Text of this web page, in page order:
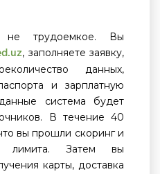
не трудоемкое. Вы
, заполняете заявку,
данных,
и зарплатную
система будет
В течение 40
вы прошли скоринг и
лимита. Затем вы
карты, доставка